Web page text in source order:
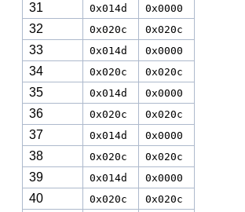
31 0x014d 0x0000
32 0x020c 0x020c
33 0x014d 0x0000
34 0x020c 0x020c
35 0x014d 0x0000
36 0x020c 0x020c
37 0x014d 0x0000
38 0x020c 0x020c
39 0x014d 0x0000
40 0x020c 0x020c